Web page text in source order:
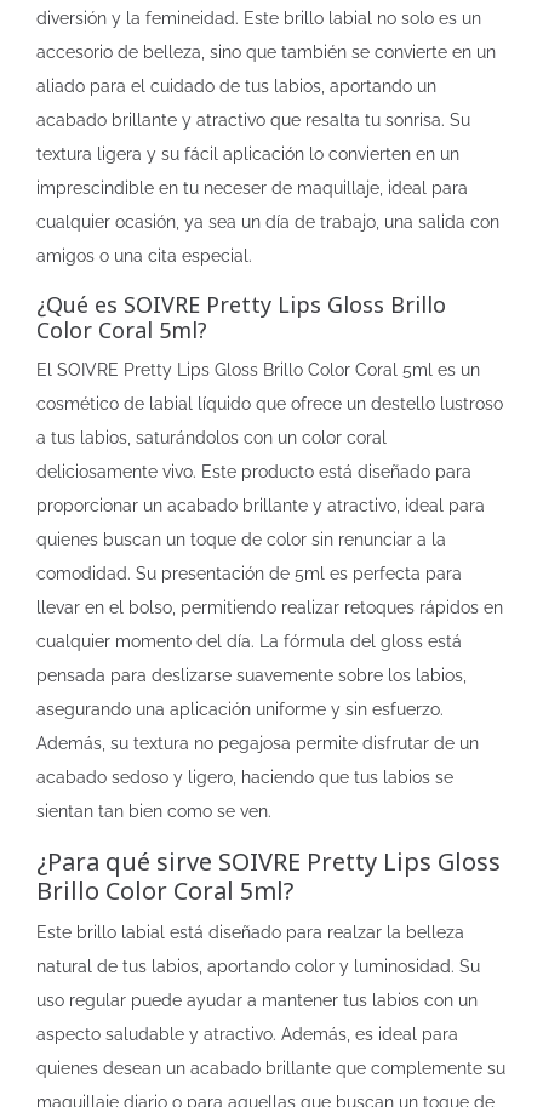
diversión y la femineidad. Este brillo labial no solo es un
accesorio de belleza, sino que también se convierte en un
aliado para el cuidado de tus labios, aportando un
acabado brillante y atractivo que resalta tu sonrisa. Su
textura ligera y su fácil aplicación lo convierten en un
imprescindible en tu neceser de maquillaje, ideal para
cualquier ocasión, ya sea un día de trabajo, una salida con
amigos o una cita especial.
¿Qué es SOIVRE Pretty Lips Gloss Brillo
Color Coral 5ml?
El SOIVRE Pretty Lips Gloss Brillo Color Coral 5ml es un
cosmético de labial líquido que ofrece un destello lustroso
a tus labios, saturándolos con un color coral
deliciosamente vivo. Este producto está diseñado para
proporcionar un acabado brillante y atractivo, ideal para
quienes buscan un toque de color sin renunciar a la
comodidad. Su presentación de 5ml es perfecta para
llevar en el bolso, permitiendo realizar retoques rápidos en
cualquier momento del día. La fórmula del gloss está
pensada para deslizarse suavemente sobre los labios,
asegurando una aplicación uniforme y sin esfuerzo.
Además, su textura no pegajosa permite disfrutar de un
acabado sedoso y ligero, haciendo que tus labios se
sientan tan bien como se ven.
¿Para qué sirve SOIVRE Pretty Lips Gloss
Brillo Color Coral 5ml?
Este brillo labial está diseñado para realzar la belleza
natural de tus labios, aportando color y luminosidad. Su
uso regular puede ayudar a mantener tus labios con un
aspecto saludable y atractivo. Además, es ideal para
quienes desean un acabado brillante que complemente su
maquillaje diario o para aquellas que buscan un toque de